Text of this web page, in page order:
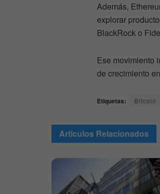
Además,
explorar
BlackRock o
Ese movimiento
de crecimiento
Etiquetas: Bitcoin
Articulos Relacionados